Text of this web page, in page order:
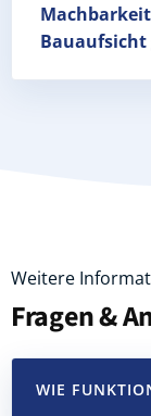
Weitere
Fragen &
WIE